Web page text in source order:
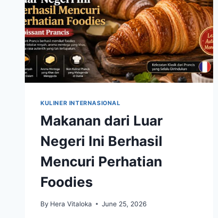
KULINER INTERNASIONAL
Makanan dari Luar
Negeri Ini Berhasil
Mencuri Perhatian
Foodies
By Hera Vitaloka June 25, 2026